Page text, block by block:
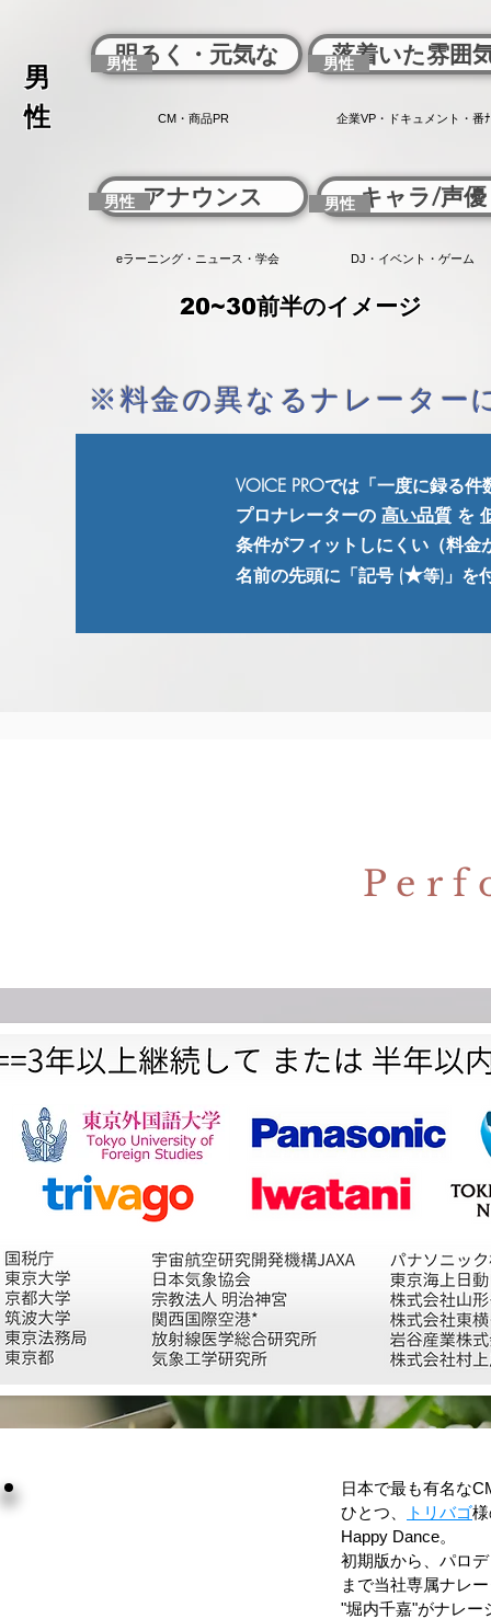
明るく・元気な
男性
CM・商品PR
アナウンス
男性
eラーニング・ニュース・学会
落着いた雰囲
男性
企業VP・ドキュメント・番
キャラ/声優
男性
DJ・イベント・ゲーム
男
性
20~30前半のイメージ
※料金の異なるナレーター
VOICE PROでは「一度に録る
プロナレーターの 高い品質 を
条件がフィットしにくい（料金
名前の先頭に「記号 (★等)」を
日本で最も有名な
ひとつ、
トリバゴ
Happy Dance。
初期版から、パロ
まで当社専属ナレ
"堀内千嘉"がナレー